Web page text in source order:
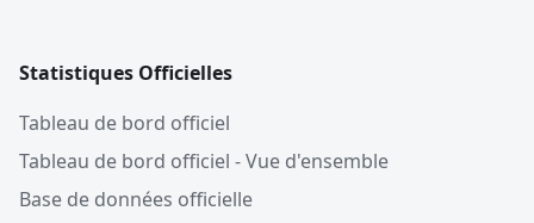
Statistiques Officielles
Tableau de bord officiel
Tableau de bord officiel - Vue d'ensemble
Base de données officielle